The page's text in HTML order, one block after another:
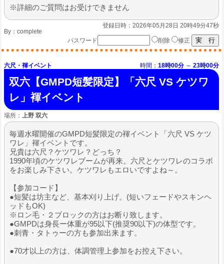
※詳細のご質問はお受けできません
登録日時：2026年05月28日 20時49分47秒
By： complete
パスワード
削除 修正
六尺・褌イベント 時間： 18時00分 ～ 23時00分
双六【GMPD短髪限定】「六尺 VS ケツワ
レ」褌イベント
場所： 上野 双六
毎週水曜開催のGMPD短髪限定の褌イベント「六尺 VS ケツ
ワレ」褌イベントです。
兄貴は六尺？ケツワレ？どっち？
1990年頃のケツワレブームが再来。六尺とケツワレのコラボ
をお楽しみ下さい。ケツワレもエロいですよね～。
【参加コード】
●短髪は坊主など、基本刈り上げ。(短いフェードやスキンヘ
ッドもOK)
※ロン毛・２ブロックの方はお断り致します。
●GMPDは身長ー体重が95以下(推奨90以下)の体型です。
●刺青・タトゥーの方も参加出来ます。
●70才以上の方は、体調管理上参加をお控え下さい。